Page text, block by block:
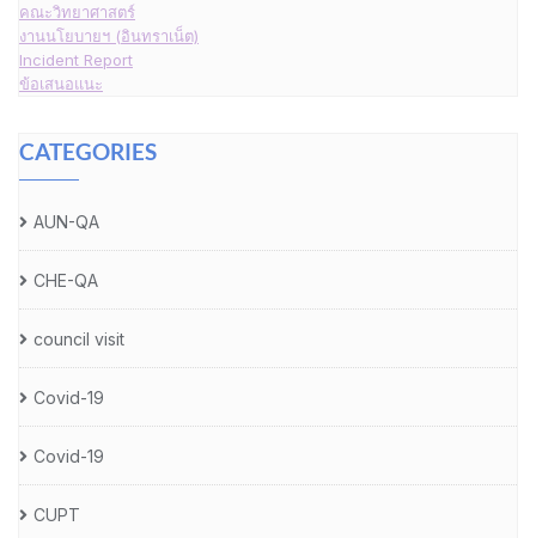
คณะวิทยาศาสตร์
งานนโยบายฯ (อินทราเน็ต)
Incident Report
ข้อเสนอแนะ
CATEGORIES
AUN-QA
CHE-QA
council visit
Covid-19
Covid-19
CUPT